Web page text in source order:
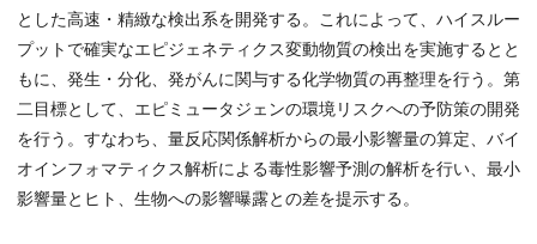
とした高速・精緻な検出系を開発する。これによって、ハイスルー
プットで確実なエピジェネティクス変動物質の検出を実施するとと
もに、発生・分化、発がんに関与する化学物質の再整理を行う。第
二目標として、エピミュータジェンの環境リスクへの予防策の開発
を行う。すなわち、量反応関係解析からの最小影響量の算定、バイ
オインフォマティクス解析による毒性影響予測の解析を行い、最小
影響量とヒト、生物への影響曝露との差を提示する。